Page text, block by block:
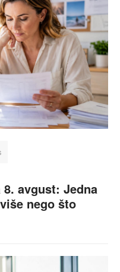
avgust: Jedna
nego što